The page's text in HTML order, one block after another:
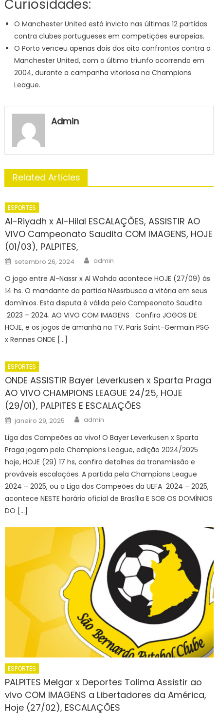
Curiosidades:
O Manchester United está invicto nas últimas 12 partidas
contra clubes portugueses em competições europeias.
O Porto venceu apenas dois dos oito confrontos contra o
Manchester United, com o último triunfo ocorrendo em
2004, durante a campanha vitoriosa na Champions
League.
Admin
Related Articles
ESPORTES
Al-Riyadh x Al-Hilal ESCALAÇÕES, ASSISTIR AO
VIVO Campeonato Saudita COM IMAGENS, HOJE
(01/03), PALPITES,
Posted
on
setembro 26, 2024 Author
admin
O jogo entre Al-Nassr x Al Wahda acontece HOJE (27/09) às
14 hs. O mandante da partida NAssrbusca a vitória em seus
domínios. Esta disputa é válida pelo Campeonato Saudita
2023 – 2024. AO VIVO COM IMAGENS Confira JOGOS DE
HOJE, e os jogos de amanhã na TV. Paris Saint-Germain PSG
x Rennes ONDE […]
ESPORTES
ONDE ASSISTIR Bayer Leverkusen x Sparta Praga
AO VIVO CHAMPIONS LEAGUE 24/25, HOJE
(29/01), PALPITES E ESCALAÇÕES
Posted
on
janeiro 29, 2025 Author
admin
Liga dos Campeões ao vivo! O Bayer Leverkusen x Sparta
Praga jogam pela Champions League, edição 2024/2025
hoje, HOJE (29) 17 hs, confira detalhes da transmissão e
prováveis escalações. A partida pela Champions League
2024 – 2025, ou a Liga dos Campeões da UEFA 2024 – 2025,
acontece NESTE horário oficial de Brasília E SOB OS DOMÍNIOS
DO […]
ESPORTES
PALPITES Melgar x Deportes Tolima Assistir ao
vivo COM IMAGENS a Libertadores da América,
Hoje (27/02), ESCALAÇÕES